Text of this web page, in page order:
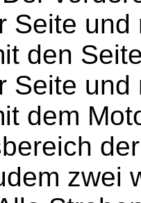
Seite
den
Seite
dem
zwei